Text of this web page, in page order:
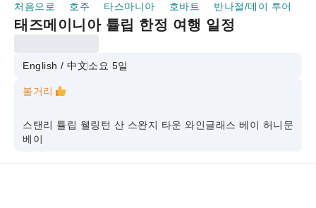
처음으로 호주 타스마니아 호바트 반나절/데이 투어
태즈메이니아 튤립 한정 여행 일정
English / 中文소요 5일
볼거리
스탠리 튤립 웰링턴 산 스완지 타운 와인글래스 베이 허니문
베이